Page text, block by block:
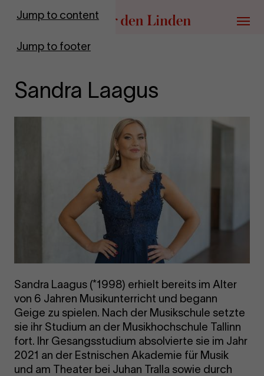
Jump to content
Jump to footer
Go to homepage
Menu
Sandra Laagus
Sandra Laagus (*1998) erhielt bereits im Alter
von 6 Jahren Musikunterricht und begann
Geige zu spielen. Nach der Musikschule setzte
sie ihr Studium an der Musikhochschule Tallinn
fort. Ihr Gesangsstudium absolvierte sie im Jahr
2021 an der Estnischen Akademie für Musik
und am Theater bei Juhan Tralla sowie durch